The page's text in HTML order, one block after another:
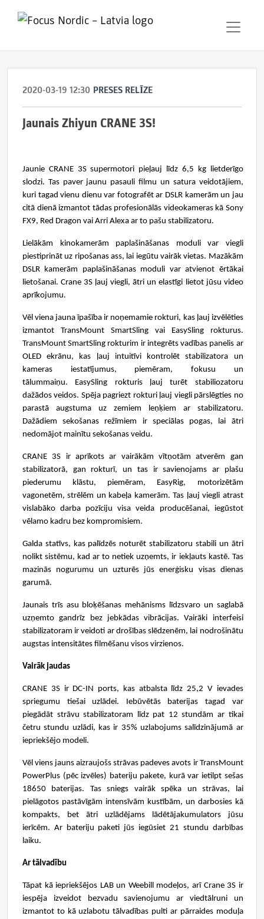
2020-03-19 12:30 PRESES RELĪZE
Jaunais Zhiyun CRANE 3S!
Jaunie CRANE 3S supermotori pieļauj līdz 6,5 kg lietderīgo
slodzi. Tas paver jaunu pasauli filmu un satura veidotājiem,
kuri tagad vienu dienu var fotografēt ar DSLR kamerām un jau
citā dienā izmantot tādas profesionālās videokameras kā Sony
FX9, Red Dragon vai Arri Alexa ar to pašu stabilizatoru.
Lielākām kinokamerām paplašināšanas moduli var viegli
piestiprināt uz ripošanas ass, lai iegūtu vairāk vietas. Mazākām
DSLR kamerām paplašināšanas moduli var atvienot ērtākai
lietošanai. Crane 3S ļauj viegli, ātri un elastīgi lietot jūsu video
aprīkojumu.
Vēl viena jauna īpašība ir noņemamie rokturi, kas ļauj izvēlēties
izmantot TransMount SmartSling vai EasySling rokturus.
TransMount SmartSling rokturim ir integrēts vadības panelis ar
OLED ekrānu, kas ļauj intuitīvi kontrolēt stabilizatora un
kameras iestatījumus, piemēram, fokusu un
tālummaiņu. EasySling rokturis ļauj turēt stabiliozatoru
dažādos veidos. Spēja pagriezt rokturi ļauj viegli pārslēgties no
parastā augstuma uz zemiem leņķiem ar stabilizatoru.
Dažādiem sekošanas režīmiem ir speciālas pogas, lai ātri
nedomājot mainītu sekošanas veidu.
CRANE 3S ir aprīkots ar vairākām vītņotām atverēm gan
stabilizatorā, gan rokturī, un tas ir savienojams ar plašu
piederumu klāstu, piemēram, EasyRig, motorizētām
vagonetēm, strēlēm un kabeļa kamerām. Tas ļauj viegli atrast
vislabāko darba pozīciju visa veida producēšanai, iegūstot
vēlamo kadru bez kompromisiem.
Galda statīvs, kas palīdzēs noturēt stabilizatoru stabili un ātri
nolikt sistēmu, kad ar to netiek uzņemts, ir iekļauts kastē. Tas
mazinās nogurumu un uzturēs jūs enerģisku visas dienas
garumā.
Jaunais trīs asu bloķēšanas mehānisms līdzsvaro un saglabā
uzņemto gandrīz bez jebkādas vibrācijas. Vairāki interfeisi
stabilizatoram ir veidoti ar drošības slēdzenēm, lai nodrošinātu
augstas intensitātes filmēšanu visos virzienos.
Vairāk jaudas
CRANE 3S ir DC-IN ports, kas atbalsta līdz 25,2 V ievades
spriegumu tiešai uzlādei. Iebūvētās baterijas tagad var
piegādāt strāvu stabilizatoram līdz pat 12 stundām ar tikai
četru stundu uzlādi, kas ir 35% uzlabojums salīdzinājumā ar
iepriekšējo modeli.
Vēl viens jauns aizraujošs strāvas padeves avots ir TransMount
PowerPlus (pēc izvēles) bateriju pakete, kurā var ietilpt sešas
18650 baterijas. Tas sniegs vairāk spēka un strāvas, lai
pielāgotos pastāvīgām intensīvām kustībām, un darbosies kā
kompakts, bet ātri uzlādējams lādētājakumulators jūsu
ierīcēm. Ar bateriju paketi jūs iegūsiet 21 stundu darbības
laiku.
Ar tālvadību
Tāpat kā iepriekšējos LAB un Weebill modeļos, arī Crane 3S ir
iespēja izveidot bezvadu savienojumu ar viedtālruni un
izmantot to kā uzlabotu tālvadības pulti ar pārraides moduļa